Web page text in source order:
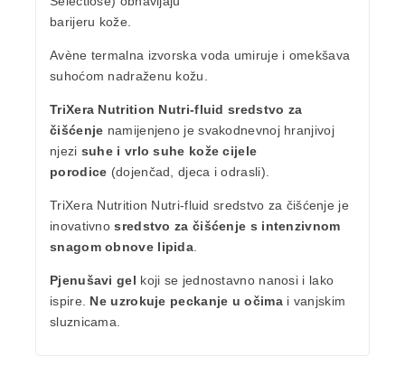
barijeru kože.
Avène termalna izvorska voda umiruje i omekšava
suhoćom nadraženu kožu.
TriXera Nutrition Nutri-fluid sredstvo za
čišćenje namijenjeno je svakodnevnoj hranjivoj
njezi suhe i vrlo suhe kože cijele
porodice (dojenčad, djeca i odrasli).
TriXera Nutrition Nutri-fluid sredstvo za čišćenje je
inovativno sredstvo za čišćenje s intenzivnom
snagom obnove lipida
Pjenušavi gel koji se jednostavno nanosi i lako
ispire. Ne uzrokuje peckanje u očima i vanjskim
sluznicama.